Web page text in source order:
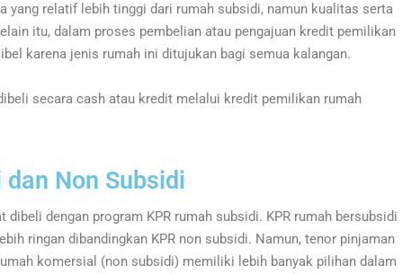
yang relatif lebih tinggi dari rumah subsidi, namun kualitas serta
itu, dalam proses pembelian atau pengajuan kredit pemilikan
karena jenis rumah ini ditujukan bagi semua kalangan.
secara cash atau kredit melalui kredit pemilikan rumah
Non Subsidi
dengan program KPR rumah subsidi. KPR rumah bersubsidi
ringan dibandingkan KPR non subsidi. Namun, tenor pinjaman
komersial (non subsidi) memiliki lebih banyak pilihan dalam